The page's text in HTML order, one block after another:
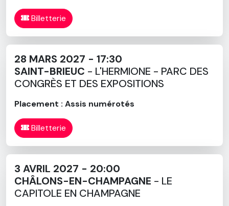
Billetterie
28 MARS 2027 - 17:30
SAINT-BRIEUC - L'HERMIONE - PARC DES
CONGRÈS ET DES EXPOSITIONS
Placement : Assis numérotés
Billetterie
3 AVRIL 2027 - 20:00
CHÂLONS-EN-CHAMPAGNE - LE
CAPITOLE EN CHAMPAGNE